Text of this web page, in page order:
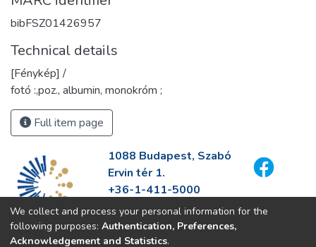
bibFSZ01426957
Technical details
[Fénykép] /
fotó :,poz., albumin, monokróm ;
Full item page
1088 Budapest, Szabó
Ervin tér 1.
+36-1-411-5000
info@fszek.hu
https://fszek.hu
We collect and process your personal information for the
following purposes: Authentication, Preferences,
Acknowledgement and Statistics.